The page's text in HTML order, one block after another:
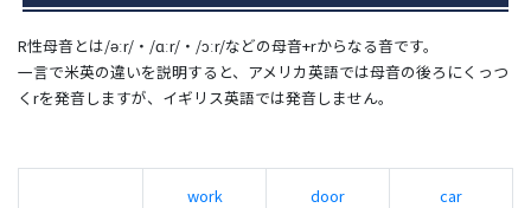
R性母音とは/əːr/・/ɑːr/・/ɔːr/などの母音+rからなる音です。
一言で米英の違いを説明すると、アメリカ英語では母音の後ろにくっつ
くrを発音しますが、イギリス英語では発音しません。
work door car